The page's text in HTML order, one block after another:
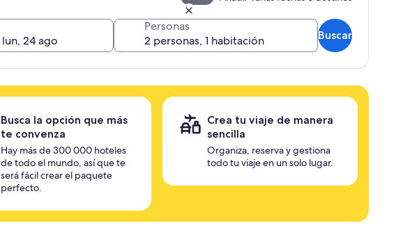
Personas
Buscar
Busca la opción que más
te convenza
Hay más de 300 000 hoteles
de todo el mundo, así que te
será fácil crear el paquete
perfecto.
Crea tu viaje de manera
sencilla
Organiza, reserva y gestiona
todo tu viaje en un solo lugar.